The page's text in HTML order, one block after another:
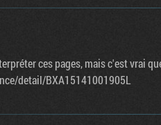
ces pages, mais c'est vrai
detail/BXA15141001905L